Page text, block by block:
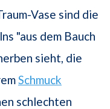
Vase sind die
"aus dem Bauch
sieht, die
Schmuck
schlechten